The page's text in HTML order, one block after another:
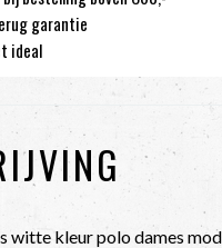
garantie
ideal
witte kleur polo dames